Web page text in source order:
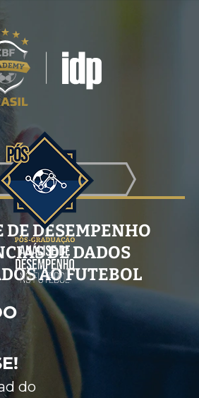
PÓS-GRADUAÇÃO
DE DESEMPENHO
DE DADOS
AO FUTEBOL
do